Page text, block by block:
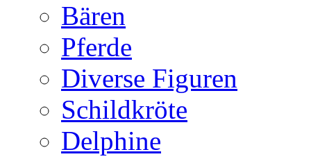
Bären
Pferde
Diverse Figuren
Schildkröte
Delphine